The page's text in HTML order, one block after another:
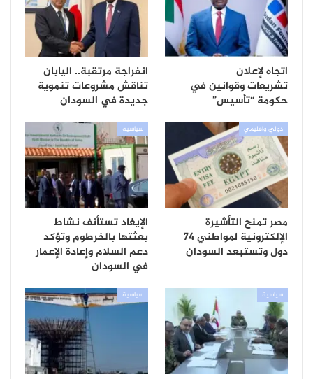
اتجاه لإعلان
تشريعات وقوانين في
حكومة “تأسيس”
انفراجة مرتقبة.. اليابان
تناقش مشروعات تنموية
جديدة في السودان
دولي واقليمي
مصر تمنح التأشيرة
الإلكترونية لمواطني 74
دول وتستبعد السودان
سياسية
الإيغاد تستأنف نشاط
بعثتها بالخرطوم وتؤكد
دعم السلام وإعادة الإعمار
في السودان
سياسية سياسية